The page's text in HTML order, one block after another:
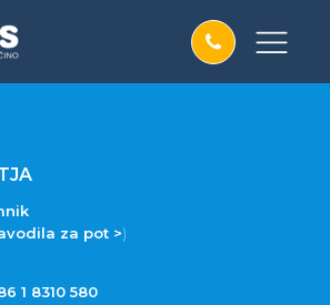
za pot >)
1 8310 580